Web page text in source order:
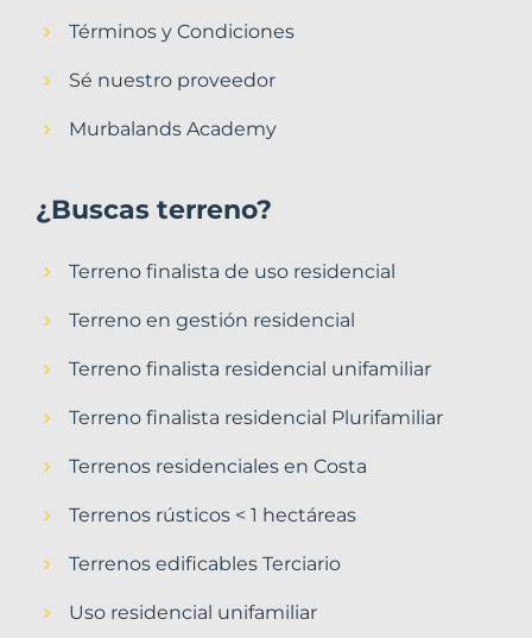
Términos y Condiciones
Sé nuestro proveedor
Murbalands Academy
¿Buscas terreno?
Terreno finalista de uso residencial
Terreno en gestión residencial
Terreno finalista residencial unifamiliar
Terreno finalista residencial Plurifamiliar
Terrenos residenciales en Costa
Terrenos rústicos < 1 hectáreas
Terrenos edificables Terciario
Uso residencial unifamiliar